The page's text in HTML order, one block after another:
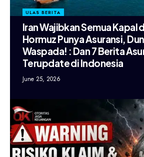
ULAS BERITA
Iran Wajibkan Semua Kapal
Hormuz Punya Asuransi,
Waspada! : Dan 7 Berita
Terupdate di Indonesia
June 25, 2026